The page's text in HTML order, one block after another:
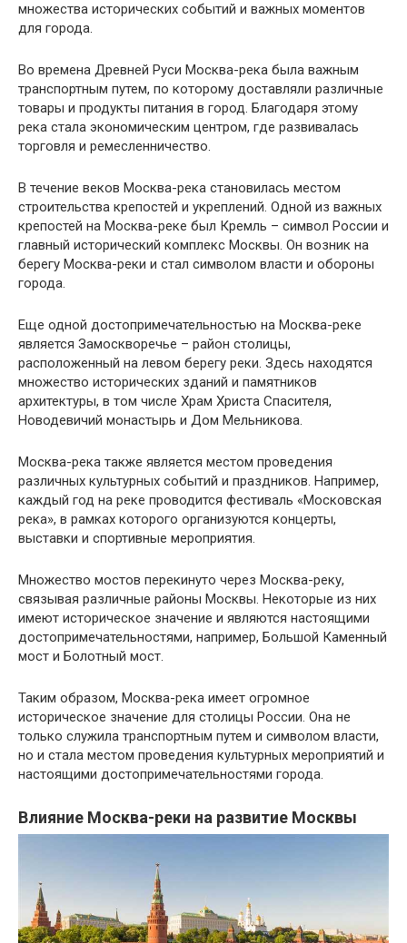
множества исторических событий и важных моментов
для города.
Во времена Древней Руси Москва-река была важным
транспортным путем, по которому доставляли различные
товары и продукты питания в город. Благодаря этому
река стала экономическим центром, где развивалась
торговля и ремесленничество.
В течение веков Москва-река становилась местом
строительства крепостей и укреплений. Одной из важных
крепостей на Москва-реке был Кремль – символ России и
главный исторический комплекс Москвы. Он возник на
берегу Москва-реки и стал символом власти и обороны
города.
Еще одной достопримечательностью на Москва-реке
является Замоскворечье – район столицы,
расположенный на левом берегу реки. Здесь находятся
множество исторических зданий и памятников
архитектуры, в том числе Храм Христа Спасителя,
Новодевичий монастырь и Дом Мельникова.
Москва-река также является местом проведения
различных культурных событий и праздников. Например,
каждый год на реке проводится фестиваль «Московская
река», в рамках которого организуются концерты,
выставки и спортивные мероприятия.
Множество мостов перекинуто через Москва-реку,
связывая различные районы Москвы. Некоторые из них
имеют историческое значение и являются настоящими
достопримечательностями, например, Большой Каменный
мост и Болотный мост.
Таким образом, Москва-река имеет огромное
историческое значение для столицы России. Она не
только служила транспортным путем и символом власти,
но и стала местом проведения культурных мероприятий и
настоящими достопримечательностями города.
Влияние Москва-реки на развитие Москвы